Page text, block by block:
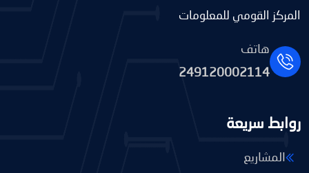
المركز القومي للمعلومات
هاتف
249120002114
روابط سريعة
المشاريع